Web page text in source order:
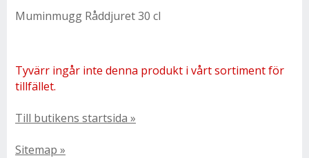
Muminmugg Råddjuret 30 cl
Tyvärr ingår inte denna produkt i vårt sortiment för
tillfället.
Till butikens startsida »
Sitemap »